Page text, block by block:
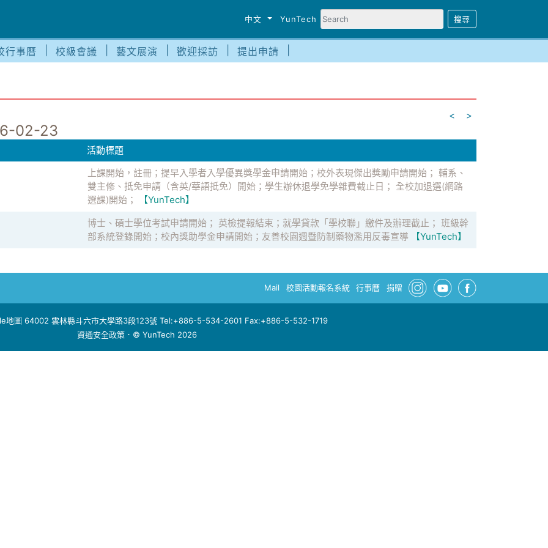
中文 YunTech
行事曆 校級會議 藝文展演 歡迎採訪 提出申請
< >
02-23
活動標題
上課開始，註冊；提早入學者入學優異獎學金申請開始；校外表現傑出獎勵申請開始； 輔系、
雙主修、抵免申請（含英/華語抵免）開始；學生辦休退學免學雜費截止日； 全校加退選(網路
選課)開始；
【YunTech】
博士、碩士學位考試申請開始； 英檢提報結束；就學貸款「學校聯」繳件及辦理截止； 班級幹
部系統登錄開始；校內獎助學金申請開始；友善校園週暨防制藥物濫用反毒宣導
【YunTech】
Mail 校園活動報名系統 行事曆 捐贈
地圖 64002 雲林縣斗六市大學路3段123號 Tel:+886-5-534-2601 Fax:+886-5-532-1719
資通安全政策 ．© YunTech 2026